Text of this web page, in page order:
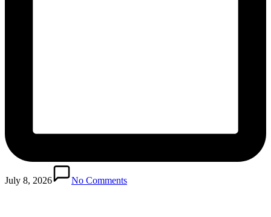
July 8, 2026 No Comments